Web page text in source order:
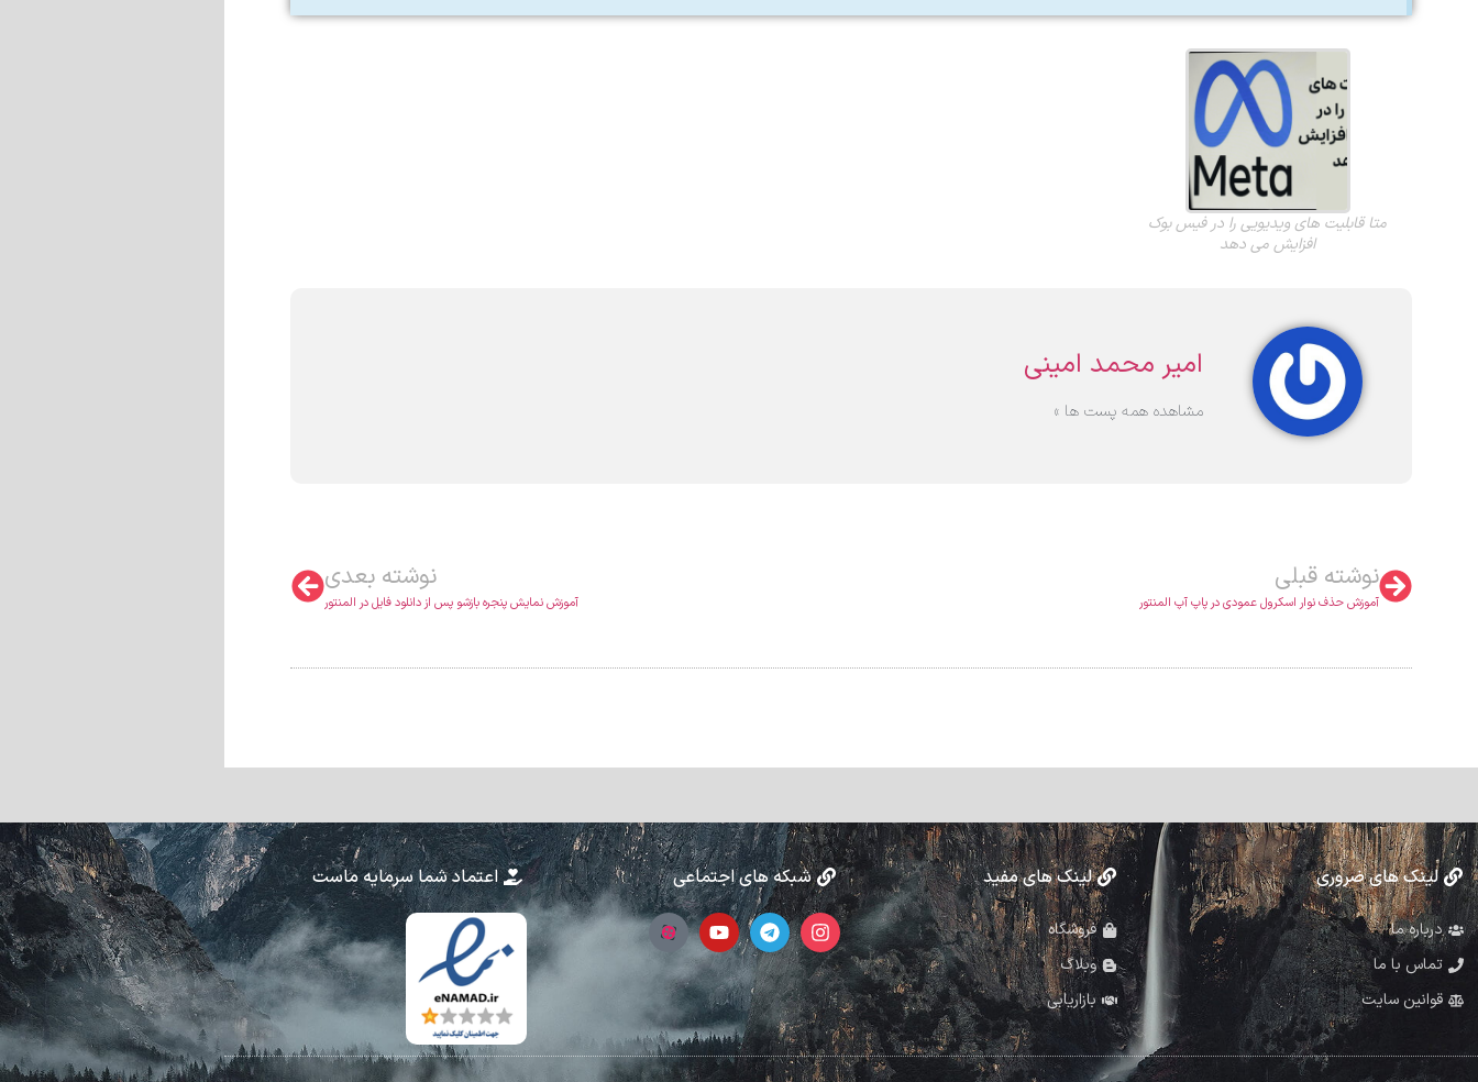
متا قابلیت های ویدیویی را در فیس بوک
افزایش می دهد
امیر محمد امینی
مشاهده همه پست ها »
نوشته قبلی
آموزش حذف نوار اسکرول عمودی در پاپ آپ المنتور
نوشته بعدی
آموزش نمایش پنجره بازشو پس از دانلود فایل در المنتور
لینک های ضروری
درباره ما
تماس با ما
قوانین سایت
لینک های مفید
فروشگاه
وبلاگ
بازاریابی
شبکه های اجتماعی اعتماد شما سرمایه ماست